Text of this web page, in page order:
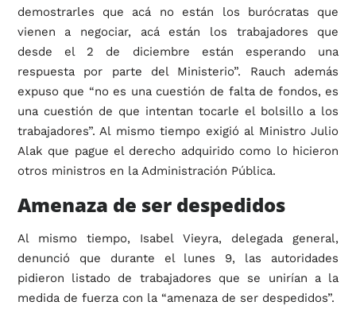
demostrarles que acá no están los burócratas que
vienen a negociar, acá están los trabajadores que
desde el 2 de diciembre están esperando una
respuesta por parte del Ministerio”. Rauch además
expuso que “no es una cuestión de falta de fondos, es
una cuestión de que intentan tocarle el bolsillo a los
trabajadores”. Al mismo tiempo exigió al Ministro Julio
Alak que pague el derecho adquirido como lo hicieron
otros ministros en la Administración Pública.
Amenaza de ser despedidos
Al mismo tiempo, Isabel Vieyra, delegada general,
denunció que durante el lunes 9, las autoridades
pidieron listado de trabajadores que se unirían a la
medida de fuerza con la “amenaza de ser despedidos”.